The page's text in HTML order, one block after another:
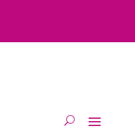
die aan je